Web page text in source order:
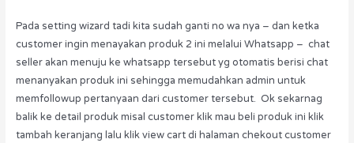
Pada setting wizard tadi kita sudah ganti no wa nya – dan ketka
customer ingin menayakan produk 2 ini melalui Whatsapp – chat
seller akan menuju ke whatsapp tersebut yg otomatis berisi chat
menanyakan produk ini sehingga memudahkan admin untuk
memfollowup pertanyaan dari customer tersebut. Ok sekarnag
balik ke detail produk misal customer klik mau beli produk ini klik
tambah keranjang lalu klik view cart di halaman chekout customer